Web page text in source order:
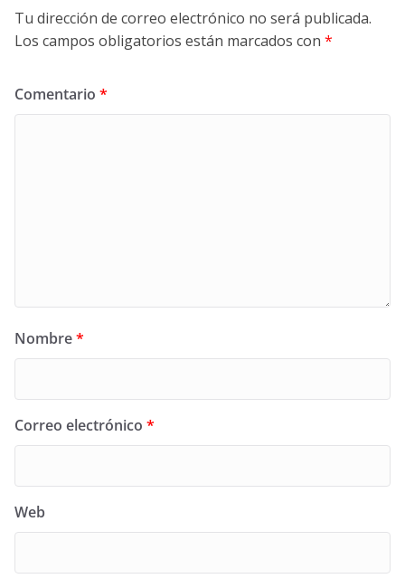
Tu dirección de correo electrónico no será publicada.
Los campos obligatorios están marcados con *
Comentario *
Nombre*
Correo electrónico *
Web